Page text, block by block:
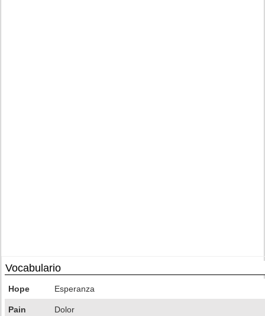
Vocabulario
Hope Esperanza
Pain Dolor